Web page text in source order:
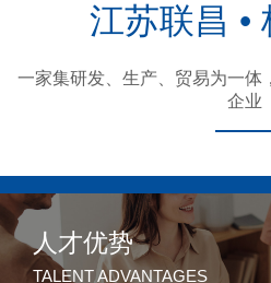
江苏联昌 •
一家集研发、生产、贸易为一体
企业
人才优势
TALENT ADVANTAGES